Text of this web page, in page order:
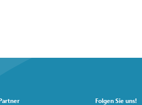
Folgen Sie uns!